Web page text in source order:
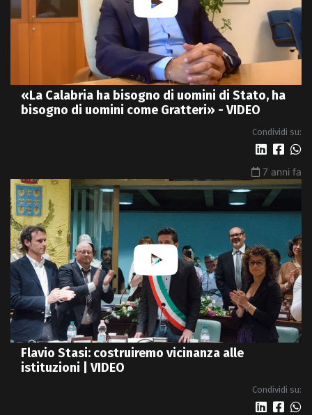
«La Calabria ha bisogno di uomini di Stato, ha
bisogno di uomini come Gratteri» - VIDEO
Condividi su:
7 anni fa
Flavio Stasi: costruiremo vicinanza alle
istituzioni | VIDEO
Condividi su: